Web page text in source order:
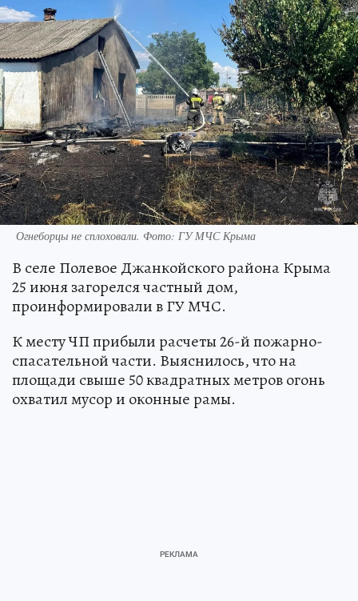
Огнеборцы не сплоховали. Фото: ГУ МЧС Крыма
В селе Полевое Джанкойского района Крыма
25 июня загорелся частный дом,
проинформировали в ГУ МЧС.
К месту ЧП прибыли расчеты 26-й пожарно-
спасательной части. Выяснилось, что на
площади свыше 50 квадратных метров огонь
охватил мусор и оконные рамы.